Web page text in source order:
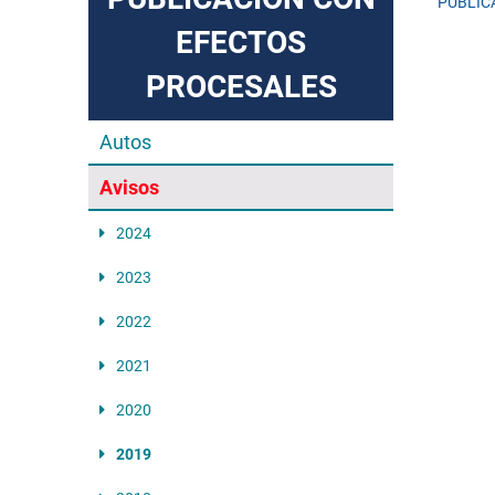
EFECTOS
PROCESALES
Autos
Avisos
2024
2023
2022
2021
2020
2019